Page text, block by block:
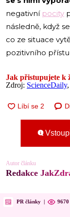
negativní pocity
následně, když
co ze situace
pozitivního
Jak přistupujete k
Zdroj: ScienceDaily,
Autor článku
Redakce
PR články | 9670